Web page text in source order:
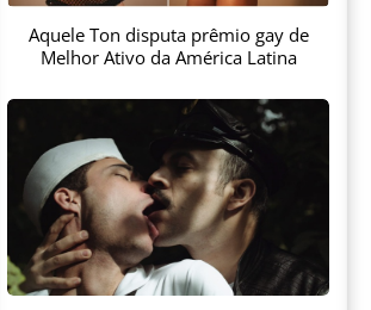
Aquele Ton disputa prêmio gay de
Melhor Ativo da América Latina